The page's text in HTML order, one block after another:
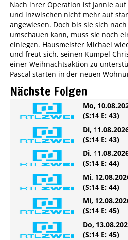
Nach ihrer Operation ist Jannie
und inzwischen nicht mehr auf
angewiesen. Doch bis sie sich
umschauen kann, muss sie noch
einlegen. Hausmeister Michael
und freut sich, seinen Kumpel
einer Weihnachtsaktion zu
Pascal starten in der neuen
Nächste Folgen
Mo,
(S:14 E: 43)
Di,
(S:14 E: 43)
Di,
(S:14 E: 44)
Mi,
(S:14 E: 44)
Mi,
(S:14 E: 45)
Do,
(S:14 E: 45)